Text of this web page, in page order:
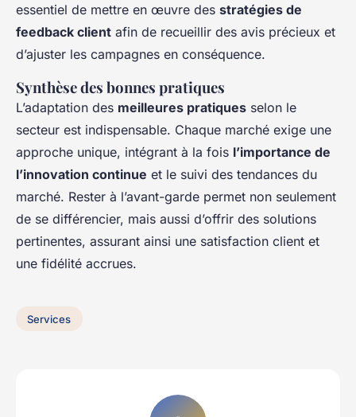
essentiel de mettre en œuvre des stratégies de
feedback client afin de recueillir des avis précieux et
d’ajuster les campagnes en conséquence.
Synthèse des bonnes pratiques
L’adaptation des meilleures pratiques selon le
secteur est indispensable. Chaque marché exige une
approche unique, intégrant à la fois l’importance de
l’innovation continue et le suivi des tendances du
marché. Rester à l’avant-garde permet non seulement
de se différencier, mais aussi d’offrir des solutions
pertinentes, assurant ainsi une satisfaction client et
une fidélité accrues.
Services